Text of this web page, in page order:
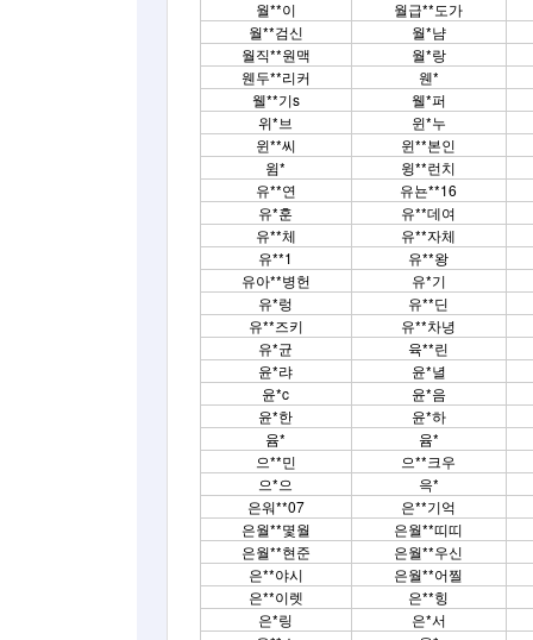
월**이
월급**도가
월**검신
월*냠
월직**원맥
월*랑
웬두**리커
웬*
웰**기s
웰*퍼
위*브
윈*누
윈**씨
윈**본인
윔*
윙**런치
유**연
유뇬**16
유*훈
유**데여
유**체
유**자체
유**1
유**왕
유아**병헌
유*기
유*렁
유**딘
유**즈키
유**차녕
유*균
육**린
윤*랴
윤*녈
윤*c
윤*음
윤*한
윤*하
윰*
윰*
으**민
으**크우
으*으
윽*
은워**07
은**기억
은월**몇월
은월**띠띠
은월**현준
은월**우신
은**야시
은월**어찔
은**이렛
은**힝
은*링
은*서